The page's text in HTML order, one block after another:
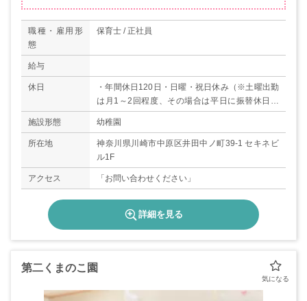
職種・雇用形
態
保育士 / 正社員
給与
休日
・年間休日120日・日曜・祝日休み（※土曜出勤
は月1～2回程度、その場合は平日に振替休日取
得） ・年末年始休暇（12/29～1/3）・有給休暇
(入社6ヶ月後10日付与)・育児・産休、介護休
暇、子の看護休暇
施設形態 幼稚園
所在地
神奈川県川崎市中原区井田中ノ町39-1 セキネビ
ル1F
アクセス 「お問い合わせください」
詳細を見る
第二くまのこ園